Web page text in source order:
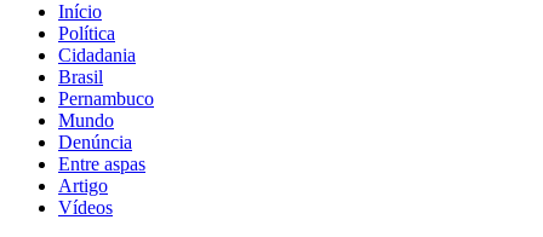
Início
Política
Cidadania
Brasil
Pernambuco
Mundo
Denúncia
Entre aspas
Artigo
Vídeos